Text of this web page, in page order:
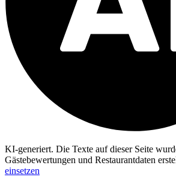
KI-generiert. Die Texte auf dieser Seite
Gästebewertungen und Restaurantdaten
einsetzen